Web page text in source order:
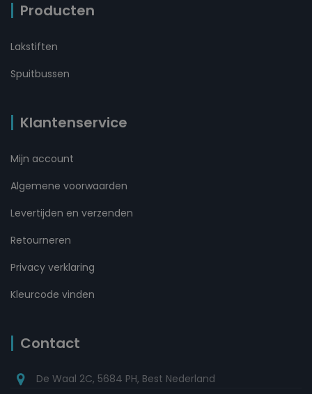
Producten
Lakstiften
Spuitbussen
Klantenservice
Mijn account
Algemene voorwaarden
Levertijden en verzenden
Retourneren
Privacy verklaring
Kleurcode vinden
Contact
De Waal 2C, 5684 PH, Best Nederland